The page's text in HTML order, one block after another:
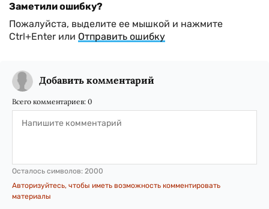
Заметили ошибку?
Пожалуйста, выделите ее мышкой и нажмите
Ctrl+Enter или Отправить ошибку
Добавить комментарий
Всего комментариев: 0
Осталось символов: 2000
Авторизуйтесь, чтобы иметь возможность комментировать
материалы